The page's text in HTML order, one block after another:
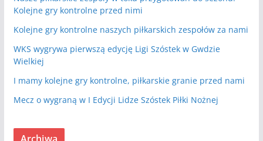
Kolejne gry kontrolne przed nimi
Kolejne gry kontrolne naszych piłkarskich zespołów za nami
WKS wygrywa pierwszą edycję Ligi Szóstek w Gwdzie
Wielkiej
I mamy kolejne gry kontrolne, piłkarskie granie przed nami
Mecz o wygraną w I Edycji Lidze Szóstek Piłki Nożnej